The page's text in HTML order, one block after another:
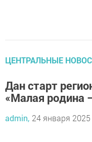
ЦЕНТРАЛЬНЫЕ
Дан старт
«Малая родина
admin, 24 января 2025